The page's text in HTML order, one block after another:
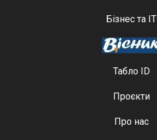
Бізнес та ІТ
Табло ID
Проєкти
Про нас